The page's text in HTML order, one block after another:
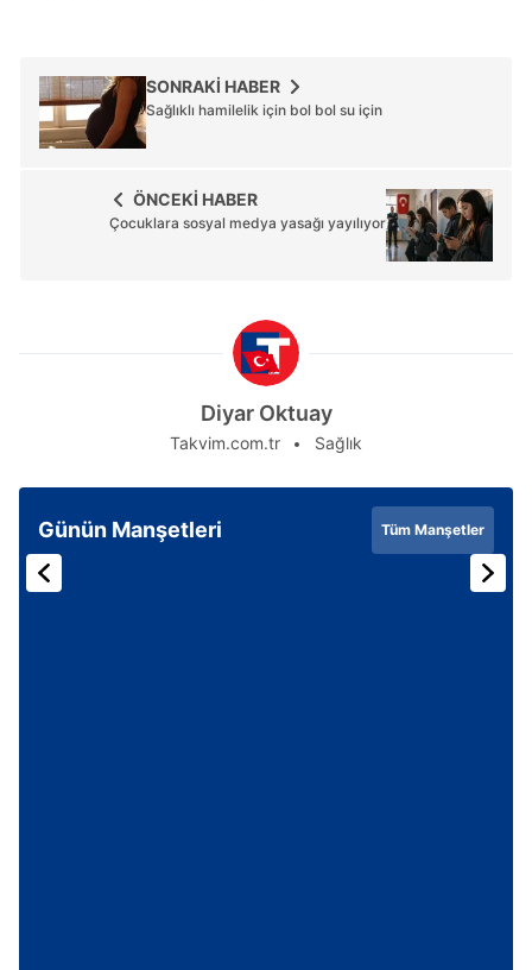
SONRAKİ HABER
Sağlıklı hamilelik için bol bol su için
ÖNCEKİ HABER
Çocuklara sosyal medya yasağı yayılıyor
Diyar Oktuay
Takvim.com.tr Sağlık
Günün Manşetleri Tüm Manşetler